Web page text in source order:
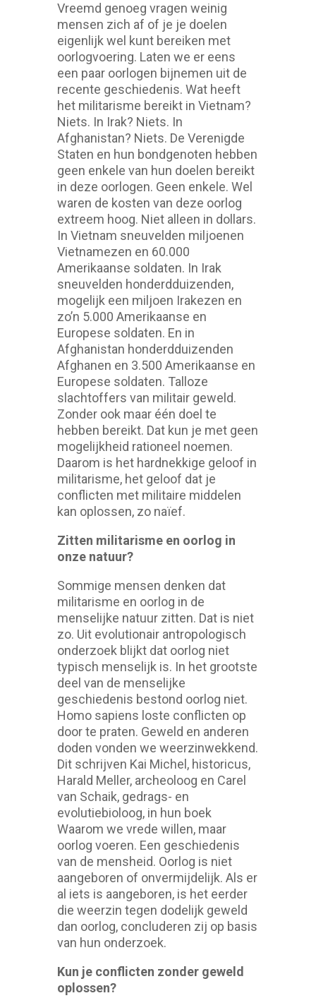
Vreemd genoeg vragen weinig
mensen zich af of je je doelen
eigenlijk wel kunt bereiken met
oorlogvoering. Laten we er eens
een paar oorlogen bijnemen uit de
recente geschiedenis. Wat heeft
het militarisme bereikt in Vietnam?
Niets. In Irak? Niets. In
Afghanistan? Niets. De Verenigde
Staten en hun bondgenoten hebben
geen enkele van hun doelen bereikt
in deze oorlogen. Geen enkele. Wel
waren de kosten van deze oorlog
extreem hoog. Niet alleen in dollars.
In Vietnam sneuvelden miljoenen
Vietnamezen en 60.000
Amerikaanse soldaten. In Irak
sneuvelden honderdduizenden,
mogelijk een miljoen Irakezen en
zo’n 5.000 Amerikaanse en
Europese soldaten. En in
Afghanistan honderdduizenden
Afghanen en 3.500 Amerikaanse en
Europese soldaten. Talloze
slachtoffers van militair geweld.
Zonder ook maar één doel te
hebben bereikt. Dat kun je met geen
mogelijkheid rationeel noemen.
Daarom is het hardnekkige geloof in
militarisme, het geloof dat je
conflicten met militaire middelen
kan oplossen, zo naïef.
Zitten militarisme en oorlog in
onze natuur?
Sommige mensen denken dat
militarisme en oorlog in de
menselijke natuur zitten. Dat is niet
zo. Uit evolutionair antropologisch
onderzoek blijkt dat oorlog niet
typisch menselijk is. In het grootste
deel van de menselijke
geschiedenis bestond oorlog niet.
Homo sapiens loste conflicten op
door te praten. Geweld en anderen
doden vonden we weerzinwekkend.
Dit schrijven Kai Michel, historicus,
Harald Meller, archeoloog en Carel
van Schaik, gedrags- en
evolutiebioloog, in hun boek
Waarom we vrede willen, maar
oorlog voeren. Een geschiedenis
van de mensheid. Oorlog is niet
aangeboren of onvermijdelijk. Als er
al iets is aangeboren, is het eerder
die weerzin tegen dodelijk geweld
dan oorlog, concluderen zij op basis
van hun onderzoek.
Kun je conflicten zonder geweld
oplossen?